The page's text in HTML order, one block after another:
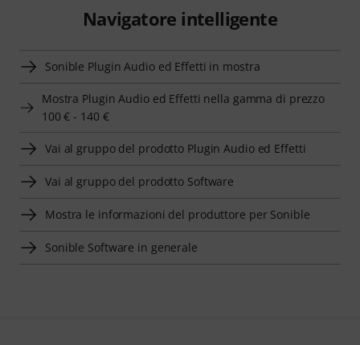
Navigatore intelligente
Sonible Plugin Audio ed Effetti in mostra
Mostra Plugin Audio ed Effetti nella gamma di prezzo
100 € - 140 €
Vai al gruppo del prodotto Plugin Audio ed Effetti
Vai al gruppo del prodotto Software
Mostra le informazioni del produttore per Sonible
Sonible Software in generale